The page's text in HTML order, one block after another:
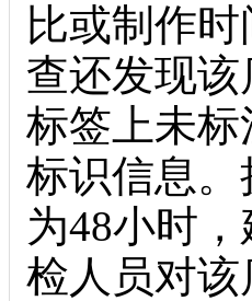
比或制作
查还发现
标签上未
标识信息
为48小时
检人员对